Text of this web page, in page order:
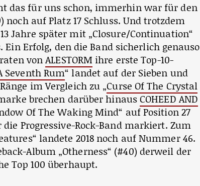
das für uns schon, immerhin war für den
noch auf Platz 17 Schluss. Und trotzdem
Jahre später mit „Closure/Continuation“
Erfolg, den die Band sicherlich genauso
vonALESTORM ihre erste Top-10-
Seventh Rum“ landet auf der Sieben und
im Vergleich zu „Curse Of The Crystal
brechen darüber hinaus COHEED AND
Of The Waking Mind“ auf Position 27
Progressive-Rock-Band markiert. Zum
landete 2018 noch auf Nummer 46.
Album „Otherness“ (#40) derweil der
Top 100 überhaupt.